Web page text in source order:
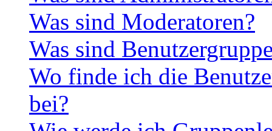
Was sind Moderatoren?
Was sind
Wo finde ich die
bei?